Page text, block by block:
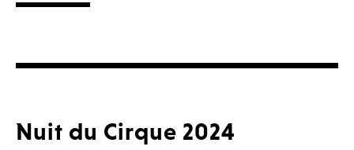
Nuit du Cirque 2024